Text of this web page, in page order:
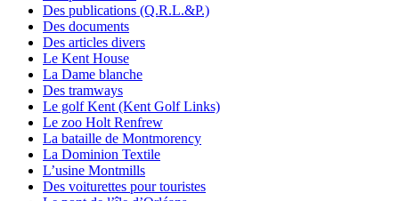
Des publications (Q.R.L.&P.)
Des documents
Des articles divers
Le Kent House
La Dame blanche
Des tramways
Le golf Kent (Kent Golf Links)
Le zoo Holt Renfrew
La bataille de Montmorency
La Dominion Textile
L’usine Montmills
Des voiturettes pour touristes